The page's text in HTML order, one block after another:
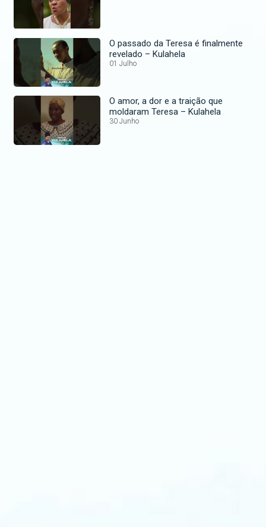
O passado da Teresa é finalmente
revelado – Kulahela
01 Julho
O amor, a dor e a traição que
moldaram Teresa – Kulahela
30 Junho